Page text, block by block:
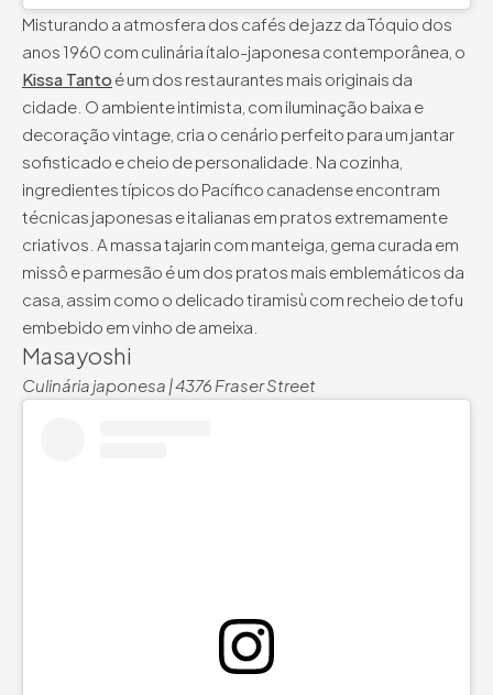
Misturando a atmosfera dos cafés de jazz da Tóquio dos
anos 1960 com culinária ítalo-japonesa contemporânea, o
Kissa Tanto é um dos restaurantes mais originais da
cidade. O ambiente intimista, com iluminação baixa e
decoração vintage, cria o cenário perfeito para um jantar
sofisticado e cheio de personalidade. Na cozinha,
ingredientes típicos do Pacífico canadense encontram
técnicas japonesas e italianas em pratos extremamente
criativos. A massa tajarin com manteiga, gema curada em
missô e parmesão é um dos pratos mais emblemáticos da
casa, assim como o delicado tiramisù com recheio de tofu
embebido em vinho de ameixa.
Masayoshi
Culinária japonesa | 4376 Fraser Street